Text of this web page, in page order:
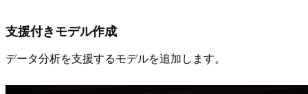
支援付きモデル作成
データ分析を支援するモデルを追加します。